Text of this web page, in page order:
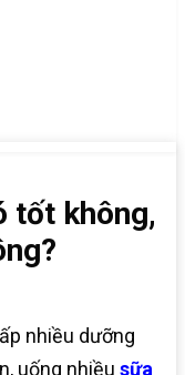
tốt không,
nhiều dưỡng
uống nhiều sữa